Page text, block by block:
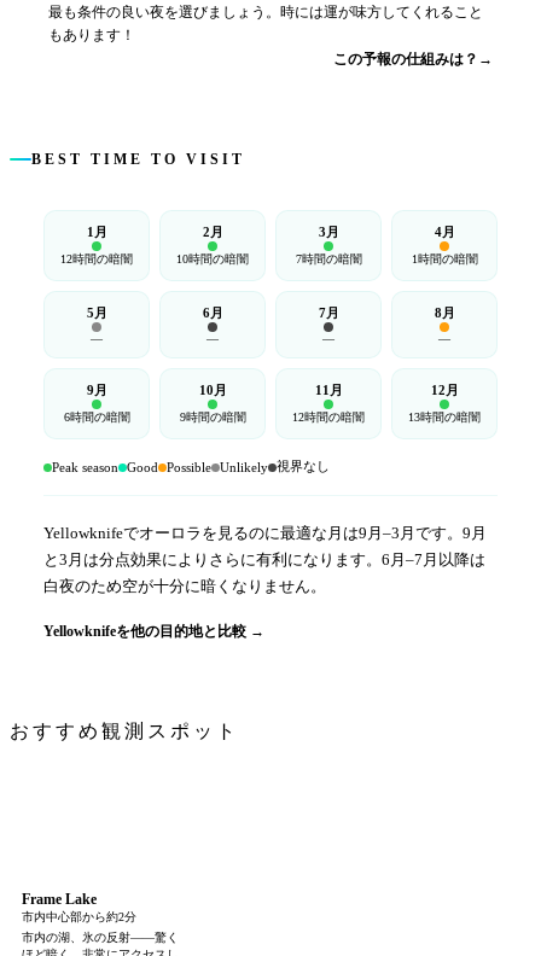
最も条件の良い夜を選びましょう。時には運が味方してくれること
もあります！
この予報の仕組みは？→
BEST TIME TO VISIT
1月
12時間の暗闇
2月
10時間の暗闇
3月
7時間の暗闇
4月
1時間の暗闇
5月
—
6月
—
7月
—
8月
—
9月
6時間の暗闇
10月
9時間の暗闇
11月
12時間の暗闇
12月
13時間の暗闇
Peak season Good Possible Unlikely 視界なし
Yellowknifeでオーロラを見るのに最適な月は9月–3月です。9月
と3月は分点効果によりさらに有利になります。6月–7月以降は
白夜のため空が十分に暗くなりません。
Yellowknifeを他の目的地と比較 →
おすすめ観測スポット
Frame Lake
市内中心部から約2分
市内の湖、氷の反射——驚く